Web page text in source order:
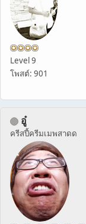
Level 9
โพสต์: 901
อู๋
ครีสปี้ครีมเมพสาดด